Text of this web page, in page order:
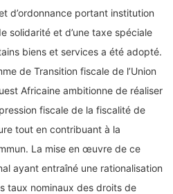
d’ordonnance portant institution
solidarité et d’une taxe spéciale
biens et services a été adopté.
de Transition fiscale de l’Union
Africaine ambitionne de réaliser
fiscale de la fiscalité de
tout en contribuant à la
La mise en œuvre de ce
ayant entraîné une rationalisation
taux nominaux des droits de